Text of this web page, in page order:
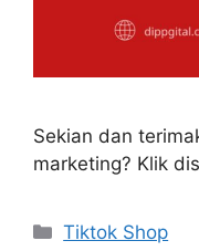
Sekian dan
marketing? Klik
Tiktok Shop